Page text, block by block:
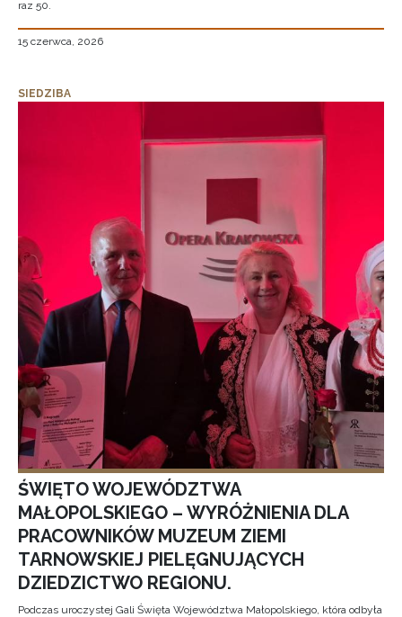
raz 50.
15 czerwca, 2026
SIEDZIBA
ŚWIĘTO WOJEWÓDZTWA
MAŁOPOLSKIEGO – WYRÓŻNIENIA DLA
PRACOWNIKÓW MUZEUM ZIEMI
TARNOWSKIEJ PIELĘGNUJĄCYCH
DZIEDZICTWO REGIONU.
Podczas uroczystej Gali Święta Województwa Małopolskiego, która odbyła